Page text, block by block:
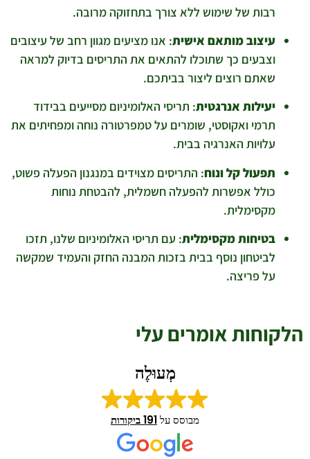
רבות של שימוש ללא צורך בתחזוקה מרובה.
עיצוב מותאם אישית: אנו מציעים מגוון רחב של עיצובים
וצבעים כך שתוכלו להתאים את התריסים בדיוק למראה
שאתם רוצים ליצור בביתכם.
יעילות אנרגטית: תריסי האלומיניום מסייעים בבידוד
תרמי ואקוסטי, שומרים על טמפרטורה נוחה ומפחיתים את
עלויות האנרגיה בבית.
תפעול קל ונוח: התריסים מצוידים במנגנון הפעלה פשוט,
כולל אפשרות להפעלה חשמלית, להבטחת נוחות
מקסימלית.
בטיחות מקסימלית: עם תריסי האלומיניום שלנו, תזכו
לביטחון נוסף בבית בזכות המבנה החזק והעמיד שמקשה
על פריצה.
הלקוחות אומרים עלי
מְעוּלֶה
מבוסס על191 ביקורות